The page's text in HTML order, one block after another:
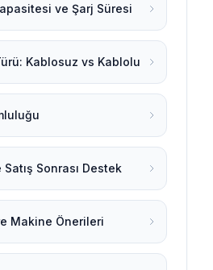
ve Şarj Süresi
Kablosuz vs Kablolu
Sonrası Destek
Makine Önerileri